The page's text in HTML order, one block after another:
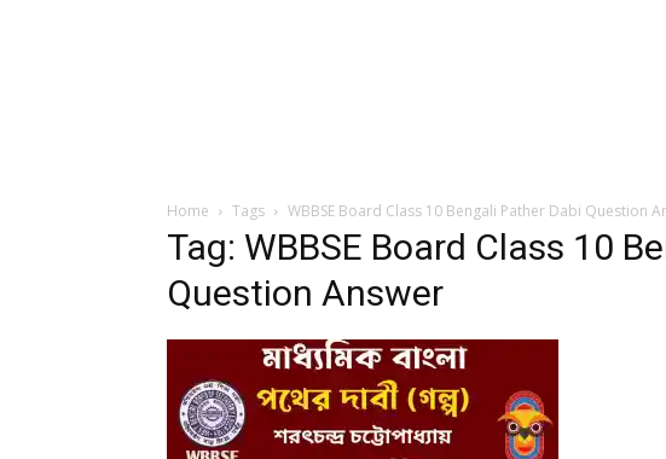
Home Tags WBBSE Board Class 10 Bengali Pather Dabi Question
Tag: WBBSE Board Class 10
Question Answer